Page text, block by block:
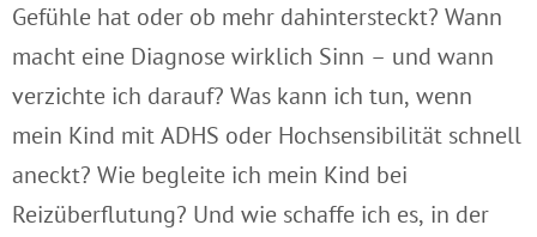
Gefühle hat oder ob mehr dahintersteckt? Wann
macht eine Diagnose wirklich Sinn – und wann
verzichte ich darauf? Was kann ich tun, wenn
mein Kind mit ADHS oder Hochsensibilität schnell
aneckt? Wie begleite ich mein Kind bei
Reizüberflutung? Und wie schaffe ich es, in der